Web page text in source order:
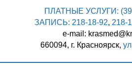
ПЛАТНЫЕ УСЛУГИ:
ЗАПИСЬ: 218-18-92, 218-
e-mail:
660094, г. Красноярск,